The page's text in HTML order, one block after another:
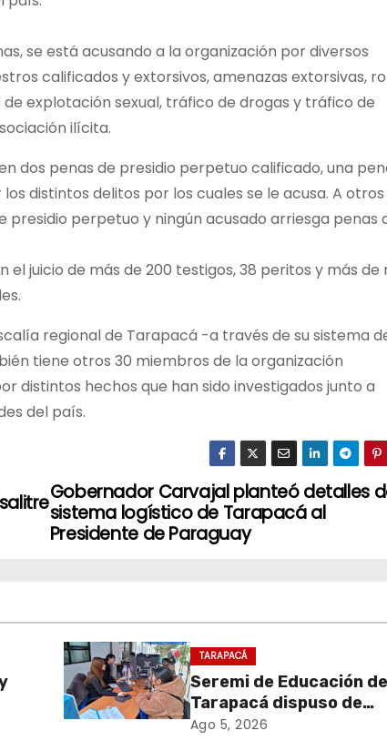
se está acusando a la organización por diversos
calificados y extorsivos, amenazas extorsivas,
explotación sexual, tráfico de drogas y tráfico de
ilícita.
dos penas de presidio perpetuo calificado, una
distintos delitos por los cuales se le acusa. A otros
presidio perpetuo y ningún acusado arriesga penas
juicio de más de 200 testigos, 38 peritos y más de
regional de Tarapacá -a través de su sistema
tiene otros 30 miembros de la organización
distintos hechos que han sido investigados junto a
del país.
Gobernador Carvajal planteó detalles
sistema logístico de Tarapacá al
Presidente de Paraguay
TARAPACÁ
Seremi de Educación de
Tarapacá dispuso de
facilitadores para
Ago 5, 2026